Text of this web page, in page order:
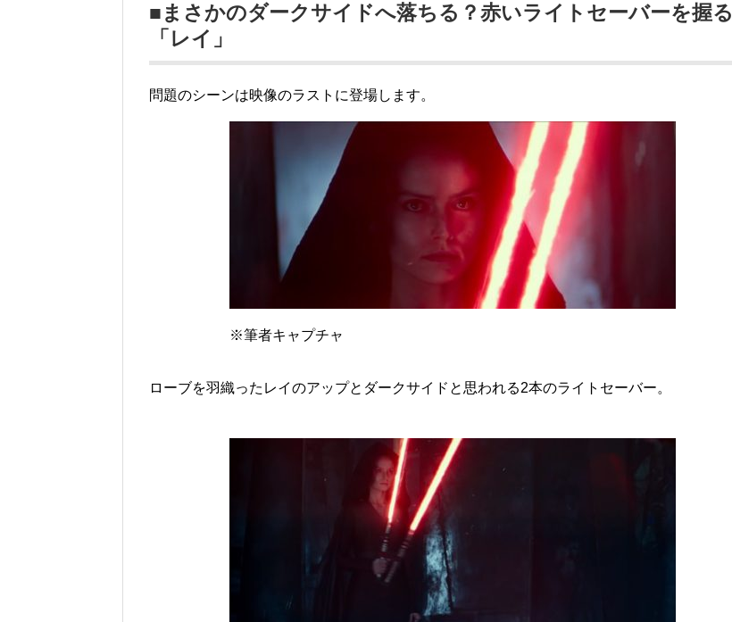
■まさかのダークサイドへ落ちる？赤いライトセーバーを握る
「レイ」
問題のシーンは映像のラストに登場します。
※筆者キャプチャ
ローブを羽織ったレイのアップとダークサイドと思われる2本のライトセーバー。